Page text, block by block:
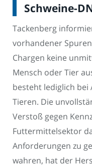
Schweine-
Tackenberg
vorhandener
Chargen keine
Mensch oder Tier
besteht lediglich bei
Tieren. Die
Verstoß gegen
Futtermittelsektor
Anforderungen zu
wahren, hat der